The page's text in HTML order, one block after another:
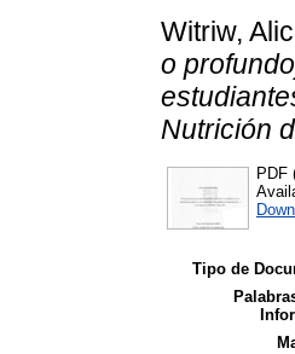
Witriw,
o
Nutrición
PDF
Tipo de